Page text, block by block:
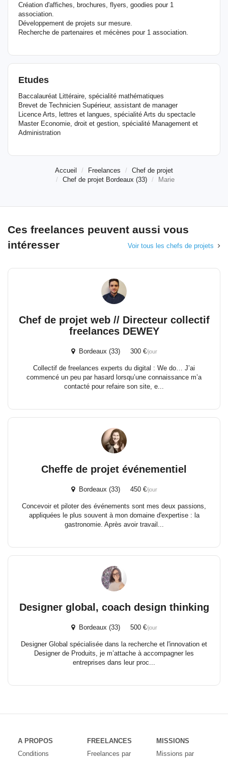
Création d'affiches, brochures, flyers, goodies pour 1
association.
Développement de projets sur mesure.
Recherche de partenaires et mécènes pour 1 association.
Etudes
Baccalauréat Littéraire, spécialité mathématiques
Brevet de Technicien Supérieur, assistant de manager
Licence Arts, lettres et langues, spécialité Arts du spectacle
Master Economie, droit et gestion, spécialité Management et
Administration
Accueil Freelances
Chef de projet
Chef de projet Bordeaux (33)
Marie
Ces freelances peuvent aussi vous
intéresser
Voir tous les chefs de projets
Chef de projet web // Directeur collectif
freelances DEWEY
Bordeaux (33) 300 €/jour
Collectif de freelances experts du digital : We do… J’ai
commencé un peu par hasard lorsqu’une connaissance m’a
contacté pour refaire son site, e...
Cheffe de projet événementiel
Bordeaux (33) 450 €/jour
Concevoir et piloter des événements sont mes deux passions,
appliquées le plus souvent à mon domaine d'expertise : la
gastronomie. Après avoir travail...
Designer global, coach design thinking
Bordeaux (33) 500 €/jour
Designer Global spécialisée dans la recherche et l'innovation et
Designer de Produits, je m’attache à accompagner les
entreprises dans leur proc...
A PROPOS
Conditions
FREELANCES
Freelances par
MISSIONS
Missions par